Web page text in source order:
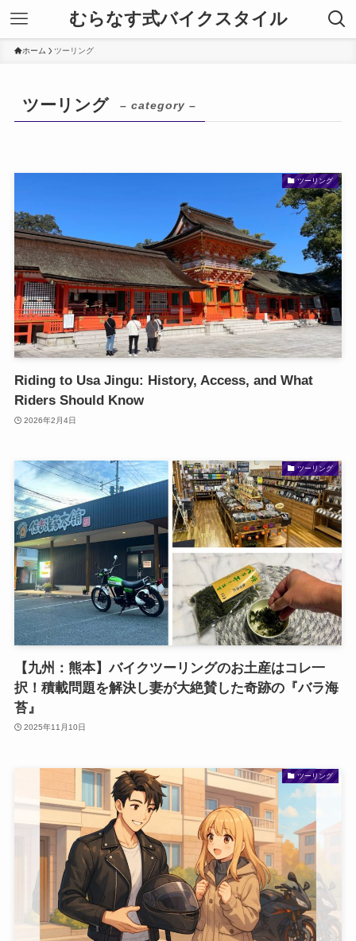
むらなす式バイクスタイル
ホーム ツーリング
ツーリング – category –
ツーリング
Riding to Usa Jingu: History, Access, and What
Riders Should Know
2026年2月4日
ツーリング
【九州：熊本】バイクツーリングのお土産はコレ一
択！積載問題を解決し妻が大絶賛した奇跡の『バラ海
苔』
2025年11月10日
ツーリング